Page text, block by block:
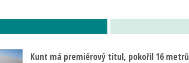
Kunt má premiérový titul, pokořil 16 metrů